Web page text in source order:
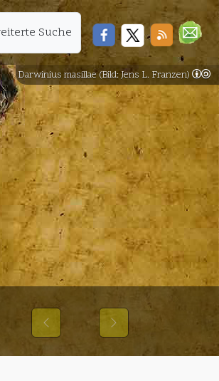
Suche
Previous Next
Darwinius masillae (Bild: Jens L. Franzen)